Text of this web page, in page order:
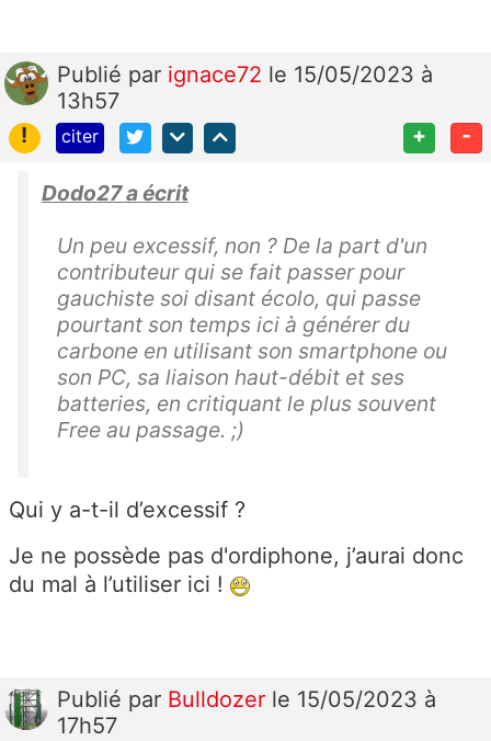
Publié par ignace72 le 15/05/2023 à
13h57
!
citer + -
Dodo27 a écrit
Un peu excessif, non ? De la part d'un
contributeur qui se fait passer pour
gauchiste soi disant écolo, qui passe
pourtant son temps ici à générer du
carbone en utilisant son smartphone ou
son PC, sa liaison haut-débit et ses
batteries, en critiquant le plus souvent
Free au passage. ;)
Qui y a-t-il d’excessif ?
Je ne possède pas d'ordiphone, j’aurai donc
du mal à l’utiliser ici !
Publié par Bulldozer le 15/05/2023 à
17h57